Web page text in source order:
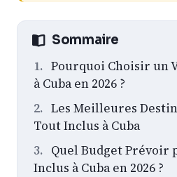
Sommaire
Pourquoi Choisir un
à Cuba en 2026 ?
Les Meilleures
Tout Inclus à Cuba
Quel Budget Prévoir
Inclus à Cuba en 2026 ?